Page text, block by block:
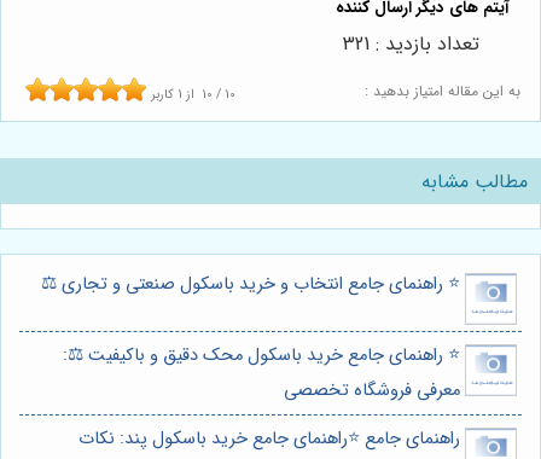
به این مقاله امتیاز بدهید : 10 / 10 از 1 کاربر
تعداد بازدید : 321
مطالب مشابه
⭐️ راهنمای جامع انتخاب و خرید باسکول صنعتی و تجاری ⚖️
⭐️ راهنمای جامع خرید باسکول محک دقیق و باکیفیت ⚖️:
معرفی فروشگاه تخصصی
راهنمای جامع ⭐️راهنمای جامع خرید باسکول پند: نکات